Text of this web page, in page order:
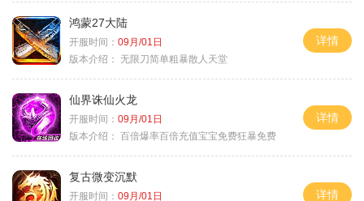
鸿蒙27大陆
开服时间： 09月/01日
版本介绍： 无限刀简单粗暴散人天堂
详情
仙界诛仙火龙
开服时间： 09月/01日
版本介绍： 百倍爆率百倍充值宝宝免费狂暴免费
详情
复古微变沉默
开服时间： 09月/01日
详情